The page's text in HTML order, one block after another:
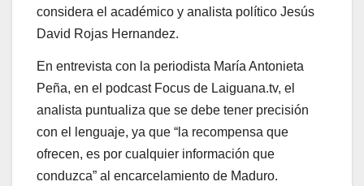
considera el académico y analista político Jesús
David Rojas Hernandez.
En entrevista con la periodista María Antonieta
Peña, en el podcast Focus de Laiguana.tv, el
analista puntualiza que se debe tener precisión
con el lenguaje, ya que “la recompensa que
ofrecen, es por cualquier información que
conduzca” al encarcelamiento de Maduro.